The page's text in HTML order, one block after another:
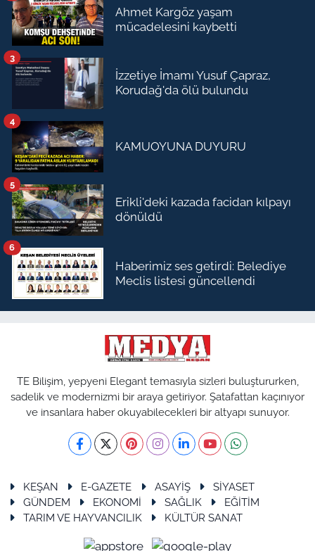
Ahmet Kargöz yaşam
mücadelesini kaybetti
İzzetiye İmamı Yusuf Çapraz,
Korudağ'da ölü bulundu
3
KAMUOYUNA DUYURU
4
Erikli'deki kazada facidan kılpayı
dönüldü
5
Haberimiz ses getirdi: Belediye
Meclis listesi güncellendi
6
TE Bilişim, yepyeni Elegant temasıyla sizleri buluştururken,
sadelik ve modernizmi bir araya getiriyor. Şatafattan kaçınıyor
ve insanlara haber okuyabilecekleri bir altyapı sunuyor.
KEŞAN E-GAZETE ASAYİŞ
SİYASET
GÜNDEM
EKONOMİ SAĞLIK
EĞİTİM
TARIM VE HAYVANCILIK
KÜLTÜR SANAT